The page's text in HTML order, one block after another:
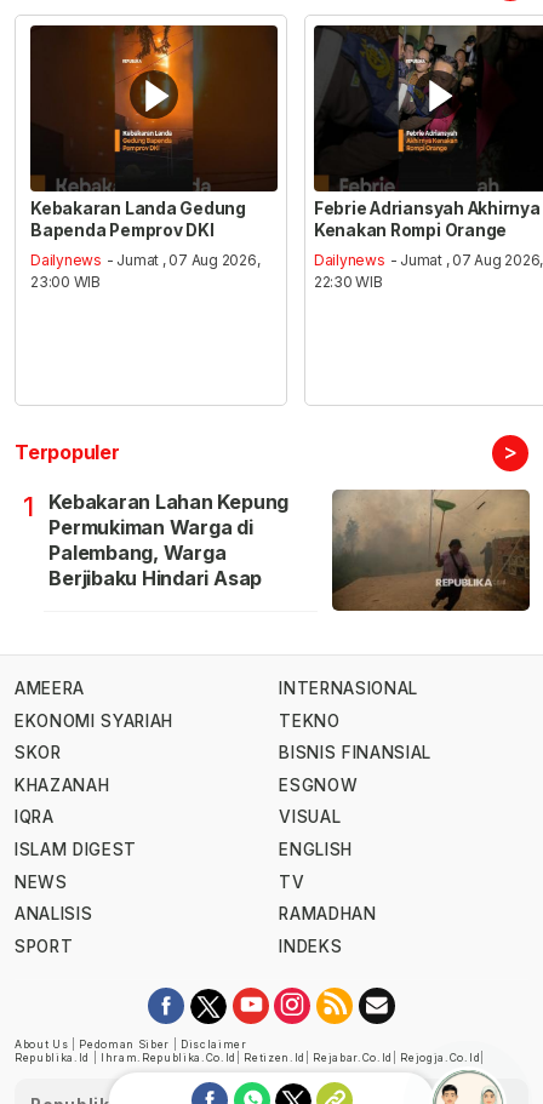
Kebakaran Landa Gedung
Bapenda Pemprov DKI
Dailynews - Jumat , 07 Aug 2026,
23:00 WIB
Febrie Adriansyah Akhirnya
Kenakan Rompi Orange
Dailynews - Jumat , 07 Aug 2026,
22:30 WIB
Terpopuler >
1
Kebakaran Lahan Kepung
Permukiman Warga di
Palembang, Warga
Berjibaku Hindari Asap
AMEERA
EKONOMI SYARIAH
SKOR
KHAZANAH
IQRA
ISLAM DIGEST
NEWS
ANALISIS
SPORT
INTERNASIONAL
TEKNO
BISNIS FINANSIAL
ESGNOW
VISUAL
ENGLISH
TV
RAMADHAN
INDEKS
About Us Pedoman Siber
Disclaimer
Republika.id
Ihram.republika.co.id Retizen.id Rejabar.co.id Rejogja.co.id